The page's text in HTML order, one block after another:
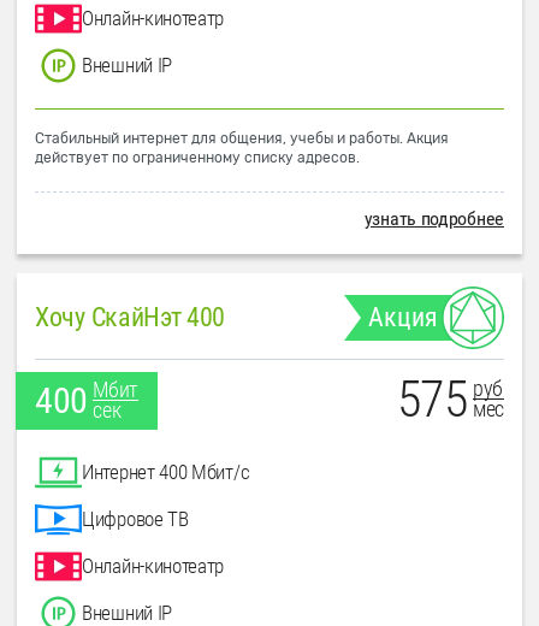
Онлайн-кинотеатр
Внешний IP
Стабильный интернет для общения, учебы и работы. Акция
действует по ограниченному списку адресов.
узнать подробнее
Хочу СкайНэт 400 Акция
400 Мбит
сек
575 руб
мес
Интернет 400 Мбит/с
Цифровое ТВ
Онлайн-кинотеатр
Внешний IP